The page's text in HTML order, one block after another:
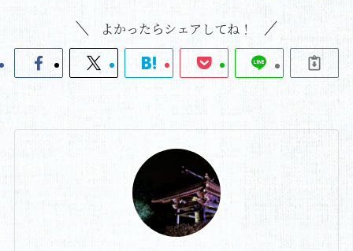
よかったらシェアしてね！